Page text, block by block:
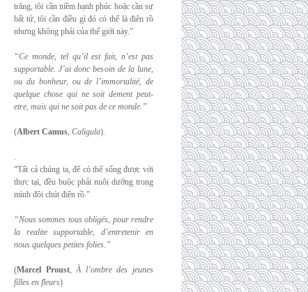
trăng, tôi cần niềm hạnh phúc hoặc cần sự
bất tử, tôi cần điều gì đó có thể là điên rồ
nhưng không phải của thế giới này.”
“Ce monde, tel qu’il est fait, n’est pas
supportable. J’ai donc besoin de la lune,
ou du bonheur, ou de l’immortalité, de
quelque chose qui ne soit dement peut-
etre, mais qui ne soit pas de ce monde.”
(Albert Camus, Caligula).
.
“Tất cả chúng ta, để có thể sống được với
thực tại, đều buộc phải nuôi dưỡng trong
mình đôi chút điên rồ.”
“Nous sommes tous obligés, pour rendre
la realite supportable, d’entretenir en
nous quelques petites folies.”
(Marcel Proust,À l’ombre des jeunes
filles en fleurs)